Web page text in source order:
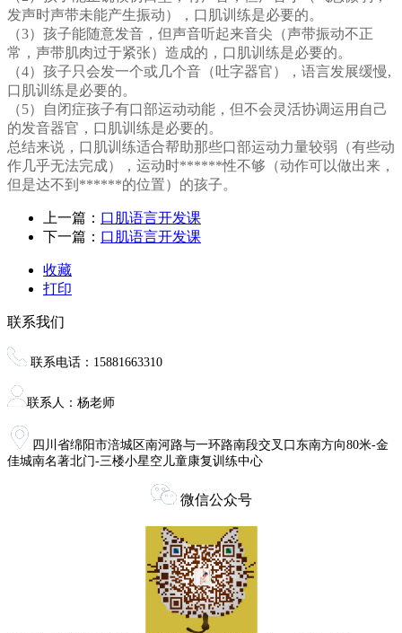
发声时声带未能产生振动），口肌训练是必要的。
（3）孩子能随意发音，但声音听起来音尖（声带振动不正
常，声带肌肉过于紧张）造成的，口肌训练是必要的。
（4）孩子只会发一个或几个音（吐字器官），语言发展缓慢,
口肌训练是必要的。
（5）自闭症孩子有口部运动动能，但不会灵活协调运用自己
的发音器官，口肌训练是必要的。
总结来说，口肌训练适合帮助那些口部运动力量较弱（有些动
作几乎无法完成），运动时******性不够（动作可以做出来，
但是达不到******的位置）的孩子。
上一篇： 口肌语言开发课
下一篇： 口肌语言开发课
收藏
打印
联系我们
联系电话：15881663310
联系人：杨老师
四川省绵阳市涪城区南河路与一环路南段交叉口东南方向80米-金
佳城南名著北门-三楼小星空儿童康复训练中心
微信公众号